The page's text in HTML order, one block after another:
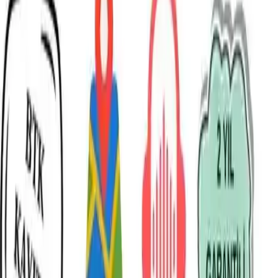
Volnet V7 Akıllı Çocuk Saati: Güvenlik ve
Teknolojinin Mükemmel Buluşması
Pelin Yelken Yazarı Ziyaret Et
İlham Veren Yazılar
Değerlendirme
3.9
5
Yazar
Pelin Yelken
Tür
İlham Veren Yazılar
Yayınlanma
20 Ağustos 2025
Bu Yazı Hakkında
Volnet V7, yüksek çözünürlüklü kameralar, GPS takibi,
görüntülü görüşme ve dayanıklı tasarımıyla çocukların
güvenliği ve iletişimi için ideal, uzun pil ömrü sunan
akıllı saat çözümüdür.
Trendler, ipuçları, rehberler ve yeni fikirlerle dolu
içerikler burada sizi bekliyor.